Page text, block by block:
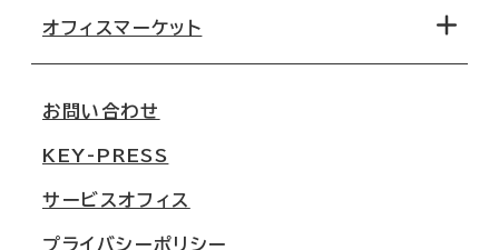
移転コストシミュレーション
移転スケジュール
オフィス移転Q&A
オフィスマーケット
大阪
名古屋
お問い合わせ
KEY-PRESS
サービスオフィス
プライバシーポリシー